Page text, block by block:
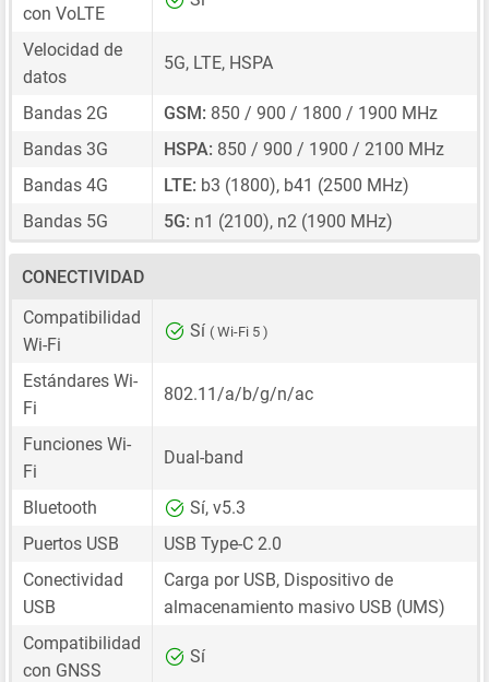
con VoLTE
Velocidad de
datos
5G, LTE, HSPA
Bandas 2G GSM: 850 / 900 / 1800 / 1900 MHz
Bandas 3G
HSPA: 850 / 900 / 1900 / 2100 MHz
Bandas 4G
LTE: b3 (1800), b41 (2500 MHz)
Bandas 5G
5G: n1 (2100), n2 (1900 MHz)
CONECTIVIDAD
Compatibilidad
Wi-Fi
Sí ( Wi-Fi 5 )
Estándares Wi-
Fi
802.11/a/b/g/n/ac
Funciones Wi-
Fi
Dual-band
Bluetooth
Sí, v5.3
Puertos USB
USB Type-C 2.0
Conectividad
USB
Carga por USB, Dispositivo de
almacenamiento masivo USB (UMS)
Compatibilidad
con GNSS
Sí